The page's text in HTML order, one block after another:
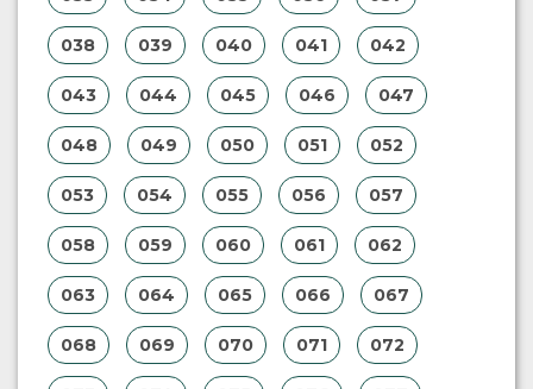
038 039 040 041 042
043 044 045 046 047
048 049 050 051 052
053 054 055 056 057
058 059 060 061 062
063 064 065 066 067
068 069 070 071 072